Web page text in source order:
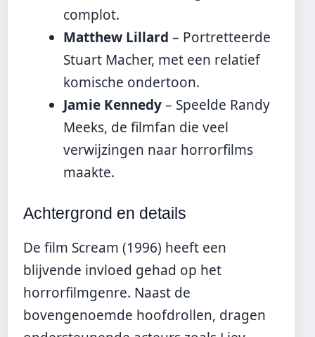
complot.
Matthew Lillard – Portretteerde
Stuart Macher, met een relatief
komische ondertoon.
Jamie Kennedy– Speelde Randy
Meeks, de filmfan die veel
verwijzingen naar horrorfilms
maakte.
Achtergrond en details
De film Scream (1996) heeft een
blijvende invloed gehad op het
horrorfilmgenre. Naast de
bovengenoemde hoofdrollen, dragen